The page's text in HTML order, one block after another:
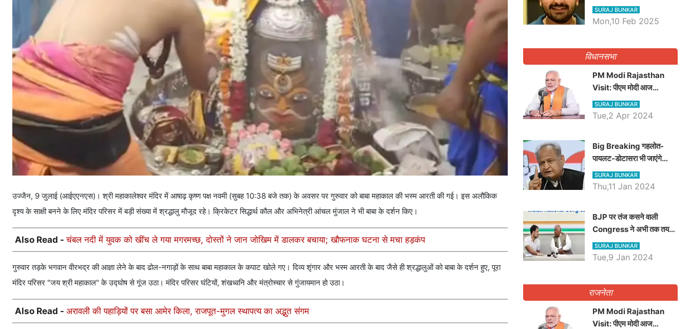
उज्जैन, 9 जुलाई (आईएएनएस)। श्री महाकालेश्वर मंदिर में आषाढ़ कृष्ण पक्ष नवमी (सुबह 10:38 बजे तक) के अवसर पर गुरुवार को बाबा महाकाल की भस्म आरती की गई। इस अलौकिक
दृश्य के साक्षी बनने के लिए मंदिर परिसर में बड़ी संख्या में श्रद्धालु मौजूद रहे। क्रिकेटर सिद्धार्थ कौल और अभिनेत्री आंचल मुंजाल ने भी बाबा के दर्शन किए।
Also Read -चंबल नदी में युवक को खींच ले गया मगरमच्छ, दोस्तों ने जान जोखिम में डालकर बचाया; खौफनाक घटना से मचा हड़कंप
गुरुवार तड़के भगवान वीरभद्र की आज्ञा लेने के बाद ढोल-नगाड़ों के साथ बाबा महाकाल के कपाट खोले गए। दिव्य शृंगार और भस्म आरती के बाद जैसे ही श्रद्धालुओं को बाबा के दर्शन हुए, पूरा
मंदिर परिसर "जय श्री महाकाल" के उद्घोष से गूंज उठा। मंदिर परिसर घंटियों, शंखध्वनि और मंत्रोच्चार से गुंजायमान हो उठा।
Also Read - अरावली की पहाड़ियों पर बसा आमेर किला, राजपूत-मुगल स्थापत्य का अद्भुत संगम
प्रदेश की शिक्षा व्यवस्था पर
उठाए सवाल, Madan
SURAJ BUNKAR
Mon,10 Feb 2025
विधानसभा
PM Modi Rajasthan
Visit: पीएम मोदी आज
राजस्थान में कोटपूतली में करेंगे
विशाल रैली, एक सभा से 8 सीटों
SURAJ BUNKAR
Tue,2 Apr 2024
Big Breaking गहलोत-
पायलट-डोटासरा भी जाएंगे
अयोध्या, करेंगे रामलला के दर्शन
SURAJ BUNKAR
Thu,11 Jan 2024
BJP पर तंज कसने वाली
Congress ने अभी तक तय
नहीं किया नेता प्रतिपक्ष, जानें
कौन होगा दावेदार
SURAJ BUNKAR
Tue,9 Jan 2024
राजनेता
PM Modi Rajasthan
Visit: पीएम मोदी आज